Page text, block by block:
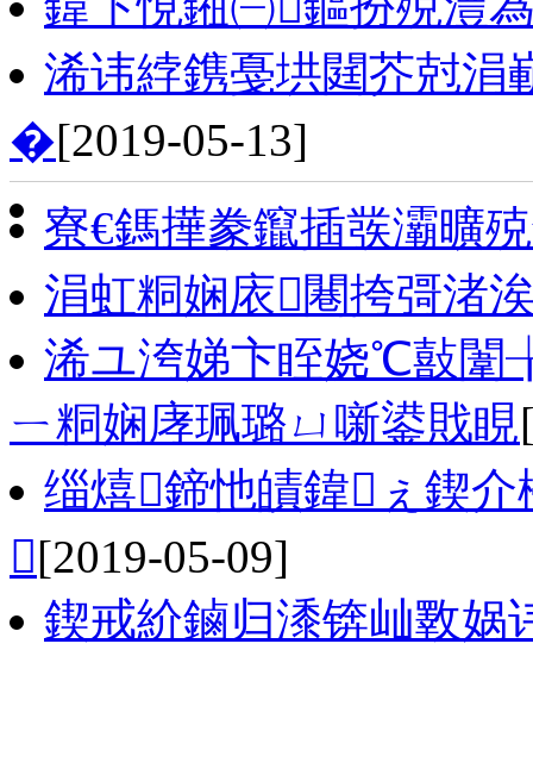
浠讳綍鎸戞垬閮芥尅涓
�[2019-05-13]
寮€鎷撶豢鑹插彂灞曠
涓虹粡娴庡闀挎彁渚
浠ユ洿娣卞眰娆℃敼闈
ㄧ粡娴庨珮璐ㄩ噺鍙戝睍
缁熺鍗忚皟鍏ぇ鍥
[2019-05-09]
鍥戒紒鏀归潻锛屾斁